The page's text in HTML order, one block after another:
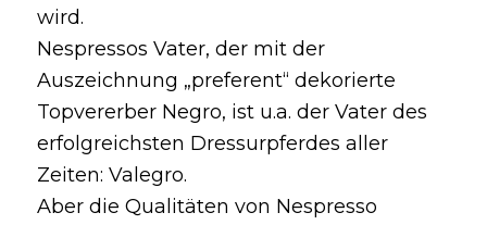
wird.
Nespressos Vater, der mit der
Auszeichnung „preferent“ dekorierte
Topvererber Negro, ist u.a. der Vater des
erfolgreichsten Dressurpferdes aller
Zeiten: Valegro.
Aber die Qualitäten von Nespresso